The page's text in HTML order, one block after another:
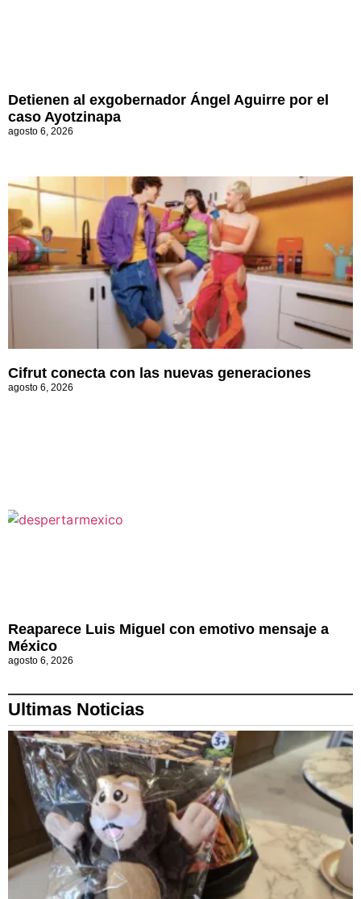
Detienen al exgobernador Ángel Aguirre por el
caso Ayotzinapa
agosto 6, 2026
Cifrut conecta con las nuevas generaciones
agosto 6, 2026
Reaparece Luis Miguel con emotivo mensaje a
México
agosto 6, 2026
Ultimas Noticias